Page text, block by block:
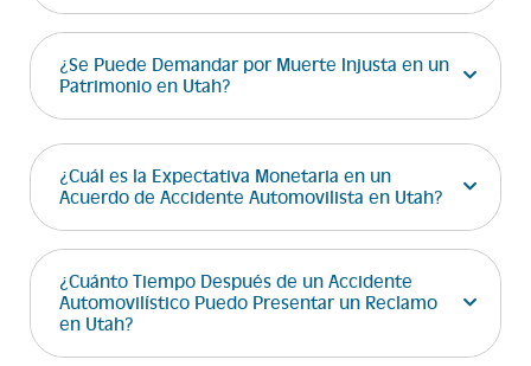
¿Se Puede Demandar por Muerte Injusta en un
Patrimonio en Utah?
¿Cuál es la Expectativa Monetaria en un
Acuerdo de Accidente Automovilista en Utah?
¿Cuánto Tiempo Después de un Accidente
Automovilístico Puedo Presentar un Reclamo
en Utah?